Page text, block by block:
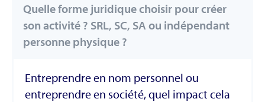
Quelle forme juridique choisir pour créer
son activité ? SRL, SC, SA ou indépendant
personne physique ?
Entreprendre en nom personnel ou
entreprendre en société, quel impact cela